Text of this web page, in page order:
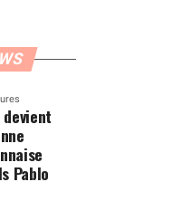
Pablo